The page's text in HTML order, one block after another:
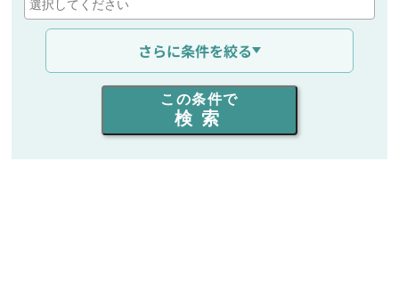
通信距離を選ぶ
出力を選ぶ
同時通話人数を選ぶ
さらに条件を絞る
この条件で
検索